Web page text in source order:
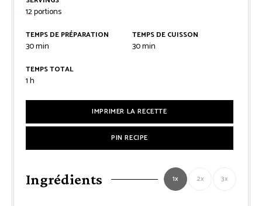
12portions
TEMPS DE PRÉPARATION
30minutes
min
TEMPS DE CUISSON
30minutes
min
TEMPS TOTAL
1heure
h
IMPRIMER LA RECETTE
PIN RECIPE
Ingrédients 1x 2x 3x